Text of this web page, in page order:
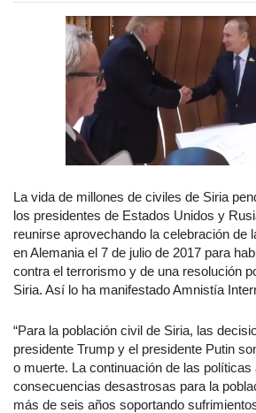
La vida de millones de civiles de Siria
los presidentes de Estados Unidos y
reunirse aprovechando la celebración de
en Alemania el 7 de julio de 2017 para
contra el terrorismo y de una resolución
Siria. Así lo ha manifestado Amnistía
“Para la población civil de Siria, las
presidente Trump y el presidente Putin
o muerte. La continuación de las
consecuencias desastrosas para la
más de seis años soportando